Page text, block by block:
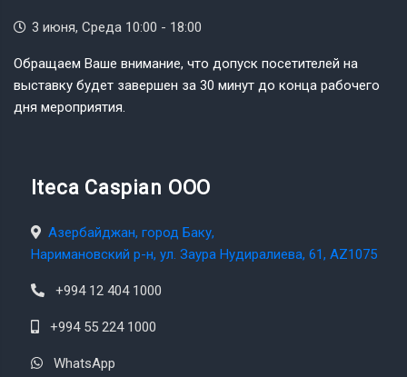
3 июня, Среда 10:00 - 18:00
Обращаем Ваше внимание, что допуск посетителей на
выставку будет завершен за 30 минут до конца рабочего
дня мероприятия.
Iteca Caspian OOO
Азербайджан, город Баку,
Наримановский р-н, ул. Заура Нудиралиева, 61, AZ1075
+994 12 404 1000
+994 55 224 1000
WhatsApp